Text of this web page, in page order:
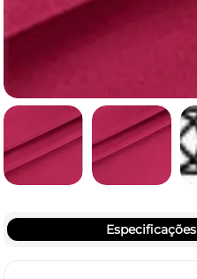
Especificações